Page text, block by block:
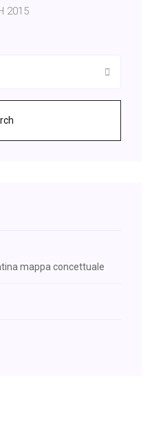
2015
mappa concettuale